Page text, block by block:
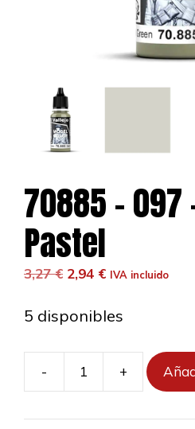
70885 – 097
Pastel
3,27€ El
original
3,27 €.
2,94 €El
actual
2,94 €.
IVA incluido
5 disponibles
-
70885
097
+